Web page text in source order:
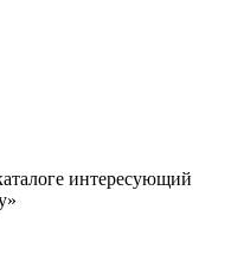
интересующий